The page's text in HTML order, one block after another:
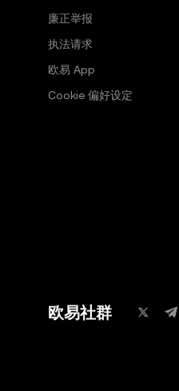
廉正举报
执法请求
欧易 App
Cookie 偏好设定
欧易社群